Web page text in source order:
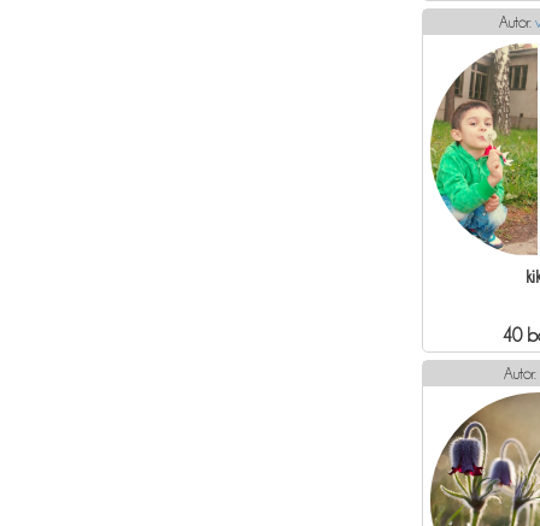
Autor:
40
Autor: